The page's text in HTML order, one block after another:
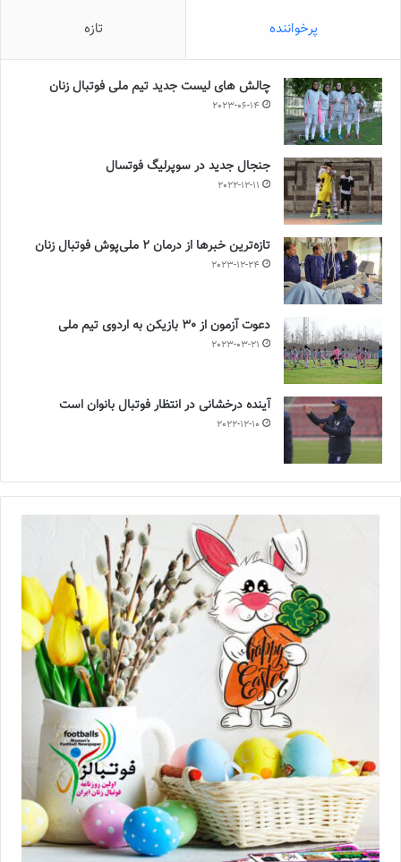
پرخواننده تازه
چالش هاى ليست جدید تيم ملى فوتبال زنان
2023-06-14
جنجال جدید در سوپرلیگ فوتسال
2022-12-11
تازه‌ترین خبرها از درمان ۲ ملی‌پوش فوتبال زنان
2023-12-24
دعوت آزمون از 30 بازیکن به اردوی تیم ملی
2023-03-21
آینده درخشانی در انتظار فوتبال بانوان است
2022-12-10